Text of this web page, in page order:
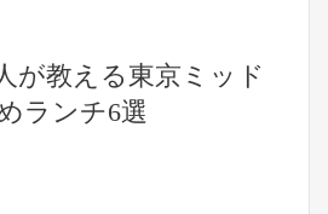
が教える東京ミッド
ランチ6選